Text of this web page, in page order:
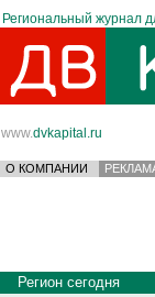
Региональный журнал
www.dvkapital.ru
О КОМПАНИИ
Регион сегодня